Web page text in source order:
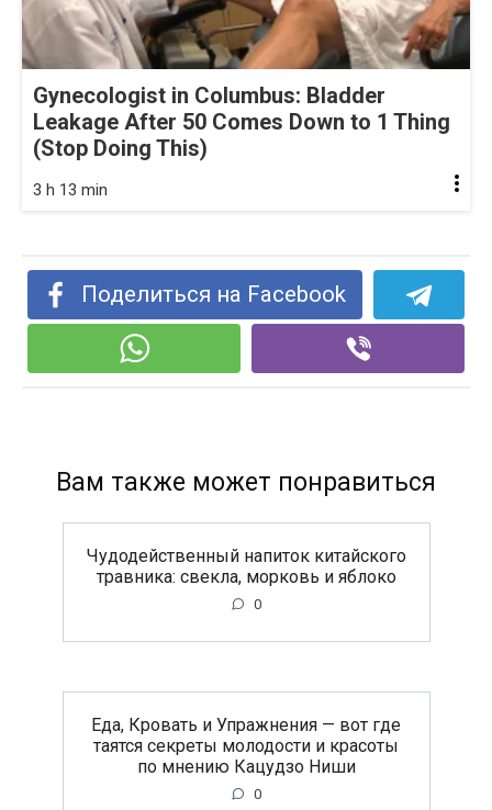
Gynecologist in Columbus: Bladder
Leakage After 50 Comes Down to 1 Thing
(Stop Doing This)
3 h 13 min
Поделиться на Facebook
Вам также может понравиться
Чудодейственный напиток китайского
травника: свекла, морковь и яблоко
0
Еда, Кровать и Упражнения — вот где
таятся секреты молодости и красоты
по мнению Кацудзо Ниши
0